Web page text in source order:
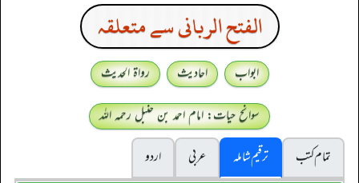
الفتح الربانی سے متعلقہ
ابواب احادیث
رواۃ الحدیث
سوانح حیات: امام احمد بن حنبل رحمہ اللہ
تمام کتب
ترقیم شاملہ عربی
اردو